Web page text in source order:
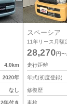
4.0km
2020年
なし
2年付き
スペーシア
11年リース月額
28,270円
走行距離
年式(初度登録)
修復歴
車検